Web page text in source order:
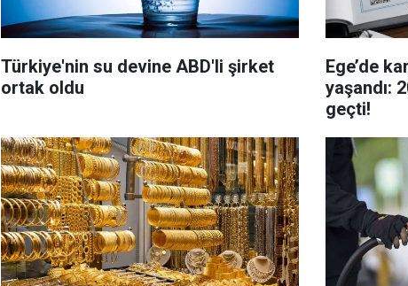
Türkiye'nin su devine ABD'li şirket
ortak oldu
Ege’de
yaşandı:
geçti!